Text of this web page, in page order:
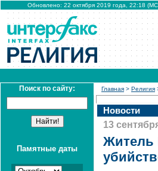
Обновлено: 22 октября 2019 года, 22:18
Поиск по сайту:
Памятные даты
Главная > Религия
Новости
13
Житель